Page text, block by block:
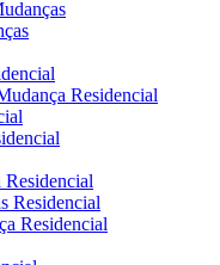
Residencial
Residencial
Residencial
Residencial